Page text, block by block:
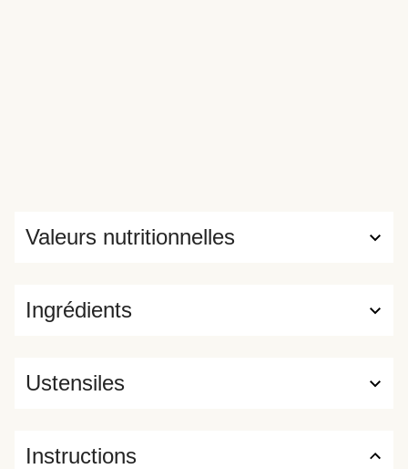
Ingrédients
Valeurs nutritionnelles
Ustensiles
Instructions